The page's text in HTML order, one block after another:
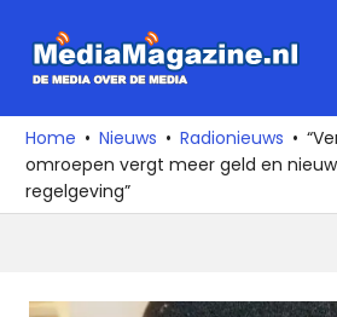
naar
media
over
de
media
Home Nieuws Radionieuws
omroepen vergt meer geld en
regelgeving”